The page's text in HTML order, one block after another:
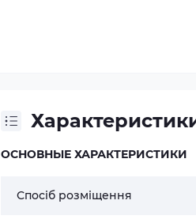
ОСНОВНЫЕ ХАРАКТЕРИСТИКИ
Спосіб розміщення